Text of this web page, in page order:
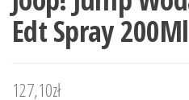
Edt Spray 200Ml
127,10zł